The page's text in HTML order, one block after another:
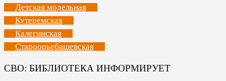
Детская модельная
Кутеремская
Калегинская
Староорьебашевская
СВО: БИБЛИОТЕКА ИНФОРМИРУЕТ